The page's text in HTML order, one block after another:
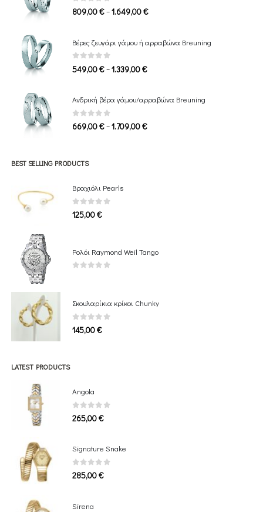
0out of 5
809,00€–1.649,00€Price
through
Βέρες ζευγάρι γάμου ή αρραβώνα Breuning
0 out of 5
549,00€–1.339,00€Price
through
Ανδρική βέρα γάμου/αρραβώνα Breuning
0 out of 5
669,00€–1.709,00€Price
BEST SELLING PRODUCTS
Βραχιόλι Pearls
0out of 5
125,00€
Ρολόι Raymond Weil Tango
Σκουλαρίκια κρίκοι Chunky
0 out of 5
145,00€
LATEST PRODUCTS
Angola
0 out of 5
265,00€
Signature Snake
0out of 5
285,00€
Sirena